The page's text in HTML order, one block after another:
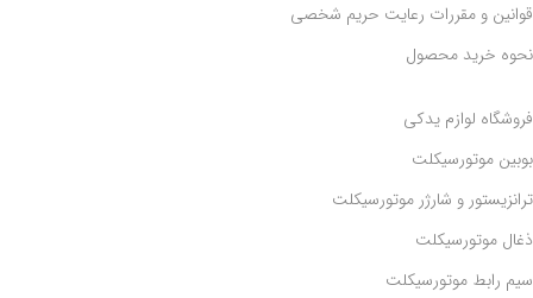
قوانین و مقررات رعايت حريم شخصی
نحوه خرید محصول
فروشگاه لوازم یدکی
بوبین موتورسیکلت
ترانزیستور و شارژر موتورسیکلت
ذغال موتورسیکلت
سیم رابط موتورسیکلت